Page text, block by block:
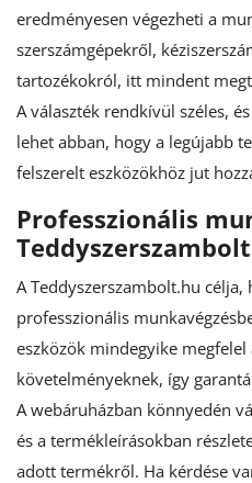
eredményesen végezheti a
szerszámgépekről,
tartozékokról, itt mindent
A választék rendkívül széles,
lehet abban, hogy a legújabb
felszerelt eszközökhöz jut
Professzionális
ATeddyszerszambolt.hu célja,
professzionális
eszközök mindegyike
követelményeknek, így
A webáruházban könnyedén
és a termékleírásokban
adott termékről. Ha kérdése